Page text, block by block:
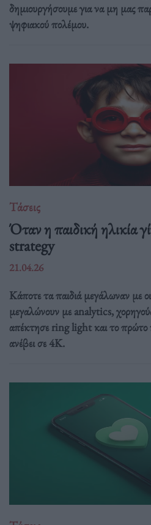
δημιουργήσουμε για να μη μας
ψηφιακού πολέμου.
Τάσεις
Όταν η παιδική ηλικία
strategy
21.04.26
Κάποτε τα παιδιά μεγάλωναν με
μεγαλώνουν με analytics,
απέκτησε ring light και το πρώτο
ανέβει σε 4K.